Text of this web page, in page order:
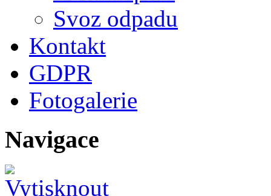
Svoz odpadu
Kontakt
GDPR
Fotogalerie
Navigace